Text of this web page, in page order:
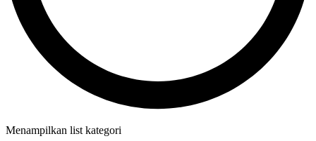
Menampilkan list kategori